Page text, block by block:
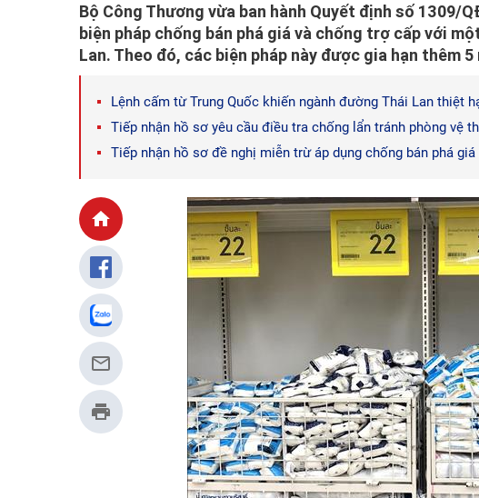
Bộ Công Thương vừa ban hành Quyết định số 1309/
biện pháp chống bán phá giá và chống trợ cấp với
Lan. Theo đó, các biện pháp này được gia hạn thêm
Lệnh cấm từ Trung Quốc khiến ngành đường Thái Lan thiệt
Tiếp nhận hồ sơ yêu cầu điều tra chống lẩn tránh phòng vệ
Tiếp nhận hồ sơ đề nghị miễn trừ áp dụng chống bán phá